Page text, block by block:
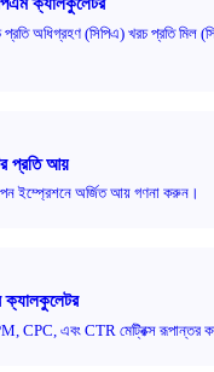
প্রতি অধিগ্রহণ (সিপিএ) খরচ প্রতি মিল
প্রতি আয়
ইম্প্রেশনে অর্জিত আয় গণনা করুন।
CPC, এবং CTR মেট্রিক্স রূপান্তর